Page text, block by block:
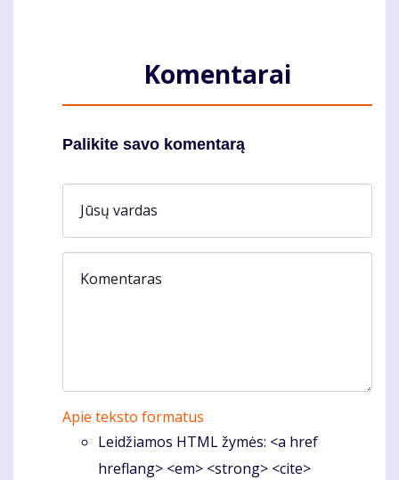
Komentarai
Palikite savo komentarą
Jūsų vardas
Komentaras
Apie teksto formatus
Leidžiamos HTML žymės: <a href
hreflang> <em> <strong> <cite>